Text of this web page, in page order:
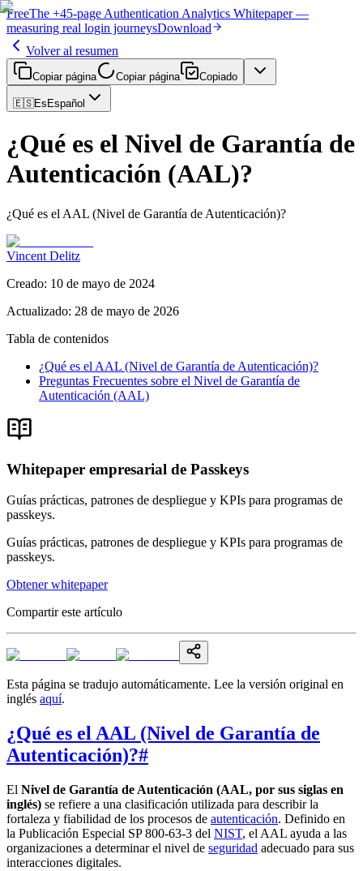
FreeThe +45-page Authentication Analytics Whitepaper —
measuring real login journeysDownload
Volver al resumen
Copiar página Copiar página Copiado
🇪🇸Es Español
¿Qué es el Nivel de Garantía de
Autenticación (AAL)?
¿Qué es el AAL (Nivel de Garantía de Autenticación)?
Vincent Delitz
Creado: 10 de mayo de 2024
Actualizado: 28 de mayo de 2026
Tabla de contenidos
¿Qué es el AAL (Nivel de Garantía de Autenticación)?
Preguntas Frecuentes sobre el Nivel de Garantía de
Autenticación (AAL)
Whitepaper empresarial de Passkeys
Guías prácticas, patrones de despliegue y KPIs para programas de
passkeys.
Guías prácticas, patrones de despliegue y KPIs para programas de
passkeys.
Obtener whitepaper
Compartir este artículo
Esta página se tradujo automáticamente. Lee la versión original en
inglés aquí.
¿Qué es el AAL (Nivel de Garantía de
Autenticación)?#
El Nivel de Garantía de Autenticación (AAL, por sus siglas en
inglés) se refiere a una clasificación utilizada para describir la
fortaleza y fiabilidad de los procesos de autenticación. Definido en
la Publicación Especial SP 800-63-3 del NIST, el AAL ayuda a las
organizaciones a determinar el nivel de seguridad adecuado para sus
interacciones digitales.